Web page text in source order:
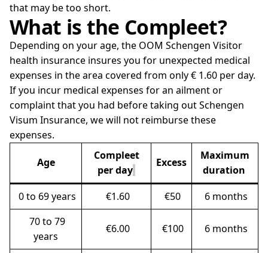
that may be too short.
What is the Compleet?
Depending on your age, the OOM Schengen Visitor
health insurance insures you for unexpected medical
expenses in the area covered from only € 1.60 per day.
If you incur medical expenses for an ailment or
complaint that you had before taking out Schengen
Visum Insurance, we will not reimburse these
expenses.
Age
Compleet
per day
Excess
Maximum
duration
0 to 69 years
€1.60 €50
6 months
70 to 79
years
€6.00 €100 6 months